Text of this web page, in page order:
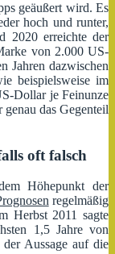
geäußert wird. Es
hoch und runter,
2020 erreichte der
von 2.000 US-
Jahren dazwischen
beispielsweise im
Dollar je Feinunze
genau das Gegenteil
oft falsch
Höhepunkt der
regelmäßig
Herbst 2011 sagte
1,5 Jahre von
Aussage auf die